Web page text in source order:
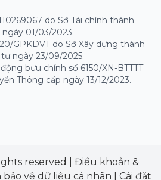
do Sở Tài chính thành
01/03/2023.
GPKDVT do Sở Xây dựng thành
ngày 23/09/2025.
bưu chính số 6150/XN-BTTTT
Thông cấp ngày 13/12/2023.
reserved
Điều khoản &
bảo vệ dữ liệu cá nhân Cài đặt